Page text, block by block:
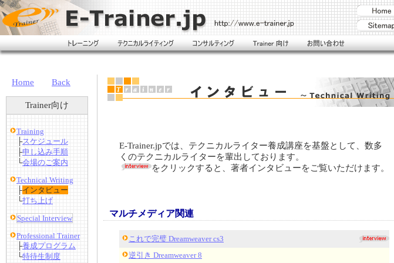
Home Back
Trainer向け
Training
├スケジュール
├申し込み手順
└会場のご案内
Technical Writing
├インタビュー
└打ち上げ
Special Interview
Professional Trainer
├養成プログラム
└特待生制度
E-Trainer.jpでは、テクニカルライター養成講座を基盤として、数多
くのテクニカルライターを輩出しております。
をクリックすると、著者インタビューをご覧いただけます。
マルチメディア関連
これで完璧 Dreamweaver cs3
逆引き Dreamweaver 8